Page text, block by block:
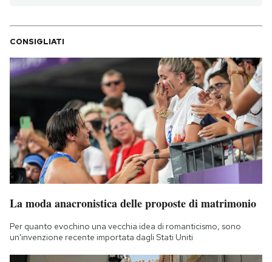
CONSIGLIATI
La moda anacronistica delle proposte di matrimonio
Per quanto evochino una vecchia idea di romanticismo, sono
un'invenzione recente importata dagli Stati Uniti